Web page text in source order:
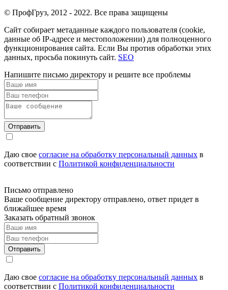
© ПрофГруз, 2012 - 2022. Все права защищены
Сайт собирает метаданные каждого пользователя (cookie,
данные об IP-адресе и местоположении) для полноценного
функционирования сайта. Если Вы против обработки этих
данных, просьба покинуть сайт. SEO
Напишите письмо директору и решите все проблемы
Отправить
Даю свое согласие на обработку персональный данных в
соответствии с Политикой конфиденциальности
Письмо отправлено
Ваше сообщение директору отправлено, ответ придет в
ближайшее время
Заказать обратный звонок
Отправить
Даю свое согласие на обработку персональный данных в
соответствии с Политикой конфиденциальности